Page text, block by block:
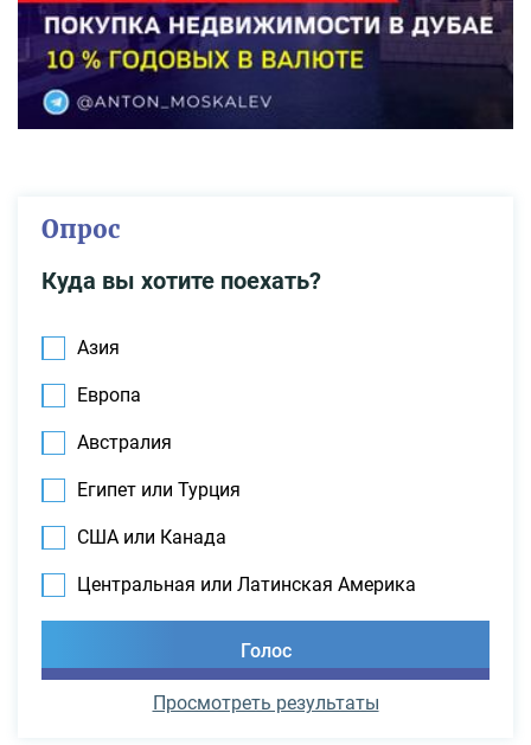
Опрос
Куда вы хотите поехать?
Азия
Европа
Австралия
Египет или Турция
США или Канада
Центральная или Латинская Америка
Просмотреть результаты